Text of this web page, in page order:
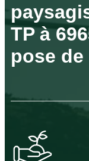
TP à
pose de